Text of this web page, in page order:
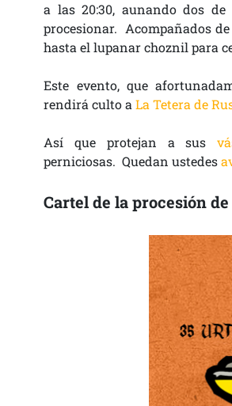
a las 20:30, aunando dos
procesionar. Acompañados
hasta el lupanar choznil para
Este evento, que
rendirá culto aLa Tetera de
Así que protejan a sus
perniciosas. Quedan ustedes
Cartel de la procesión de